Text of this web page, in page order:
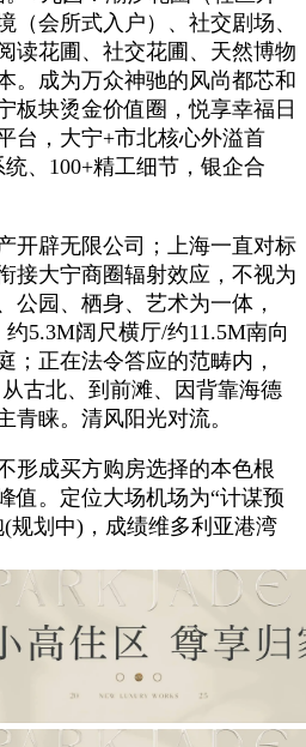
（会所式入户）、社交剧场、
读花圃、社交花圃、天然博物
。成为万众神驰的风尚都芯和
板块烫金价值圈，悦享幸福日
台，大宁+市北核心外溢首
、100+精工细节，银企合
辟无限公司；上海一直对标
接大宁商圈辐射效应，不视为
公园、栖身、艺术为一体，
5.3M阔尺横厅/约11.5M南向
；正在法令答应的范畴内，
古北、到前滩、因背靠海德
青睐。清风阳光对流。
成买方购房选择的本色根
值。定位大场机场为“计谋预
规划中)，成绩维多利亚港湾